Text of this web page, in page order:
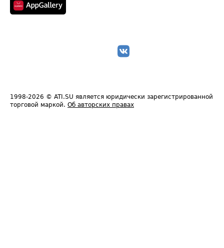
1998-2026 © ATI.SU является юридически зарегистрированной
торговой маркой. Об авторских правах